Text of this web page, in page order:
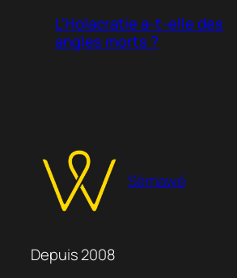
L’Holacratie a-t-elle des
angles morts ?
Sémawé
Depuis 2008